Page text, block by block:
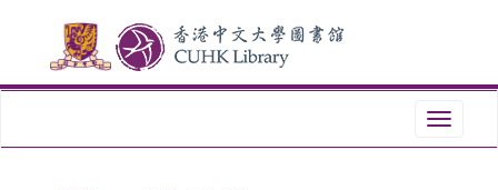
content
Toggle